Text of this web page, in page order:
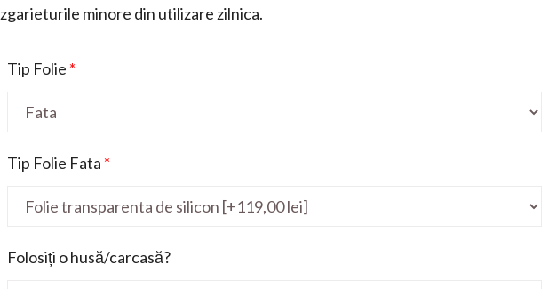
zgarieturile minore din utilizare zilnica.
Tip Folie *
Tip Folie Fata *
Folosiți o husă/carcasă?